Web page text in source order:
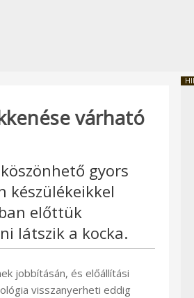
várható
gyors
készülékeikkel
előttük
látszik a kocka.
jobbításán, és előállítási
visszanyerheti eddig